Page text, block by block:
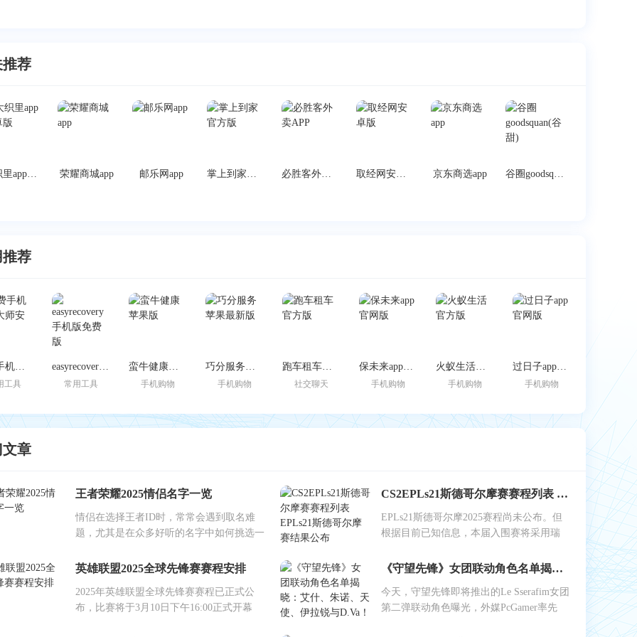
荐
大织里app安卓版 荣耀商城app 邮乐网app 掌上到家官方版 必胜客外卖APP 取经网安卓版 京东商选app 谷圈goodsquan(谷甜)
荐
免费手机恢复大师安卓版
工具
easyrecovery手机版免费版
常用工具
蛮牛健康苹果版
手机购物
巧分服务苹果最新版
手机购物
跑车租车官方版
社交聊天
保未来app官网版
手机购物
火蚁生活官方版
手机购物
过日子app官网版
手机购物
章
王者荣耀2025情侣名字一览
情侣在选择王者ID时，常常会遇到取名难
题，尤其是在众多好听的名字中如何挑选一
CS2EPLs21斯德哥尔摩赛赛程列表 EPLs21斯德哥尔摩赛结果公布
EPLs21斯德哥尔摩2025赛程尚未公布。但
根据目前已知信息，本届入围赛将采用瑞
英雄联盟2025全球先锋赛赛程安排
2025年英雄联盟全球先锋赛赛程已正式公
布，比赛将于3月10日下午16:00正式开幕
《守望先锋》女团联动角色名单揭晓：艾什、朱诺、天使、伊拉锐与D.Va！
今天，守望先锋即将推出的Le Sserafim女团
第二弹联动角色曝光，外媒PcGamer率先